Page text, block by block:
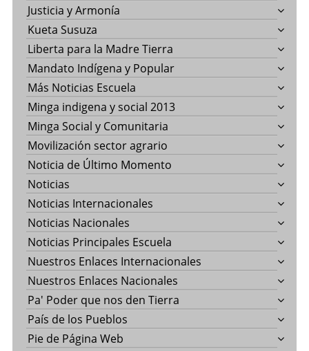
Justicia y Armonía
Kueta Susuza
Liberta para la Madre Tierra
Mandato Indígena y Popular
Más Noticias Escuela
Minga indigena y social 2013
Minga Social y Comunitaria
Movilización sector agrario
Noticia de Último Momento
Noticias
Noticias Internacionales
Noticias Nacionales
Noticias Principales Escuela
Nuestros Enlaces Internacionales
Nuestros Enlaces Nacionales
Pa' Poder que nos den Tierra
País de los Pueblos
Pie de Página Web